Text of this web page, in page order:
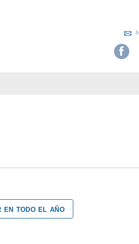
en todo el año